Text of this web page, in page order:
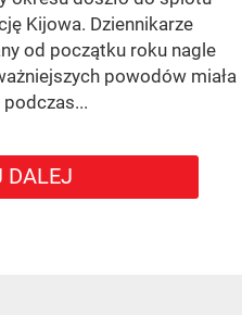
Kijowa. Dziennikarze
od początku roku nagle
powodów miała
DALEJ